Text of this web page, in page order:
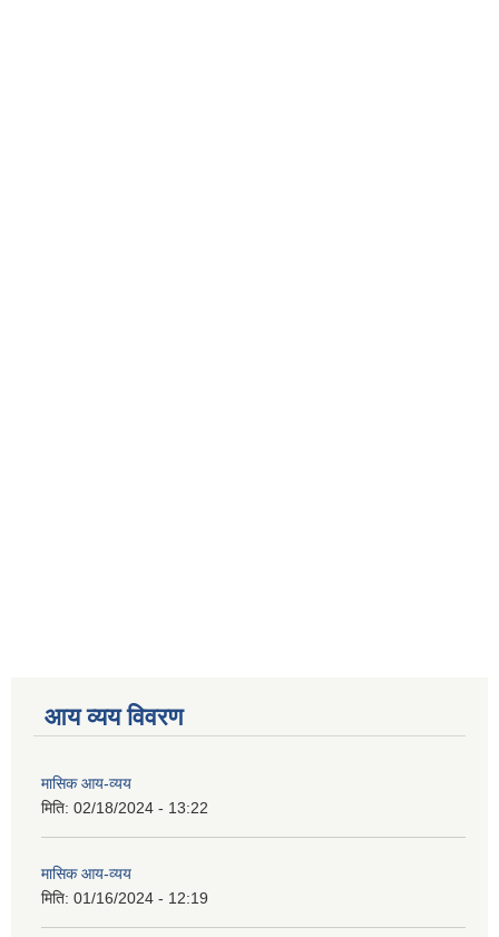
आय व्यय विवरण
मासिक आय-व्यय
मिति: 02/18/2024 - 13:22
मासिक आय-व्यय
मिति: 01/16/2024 - 12:19